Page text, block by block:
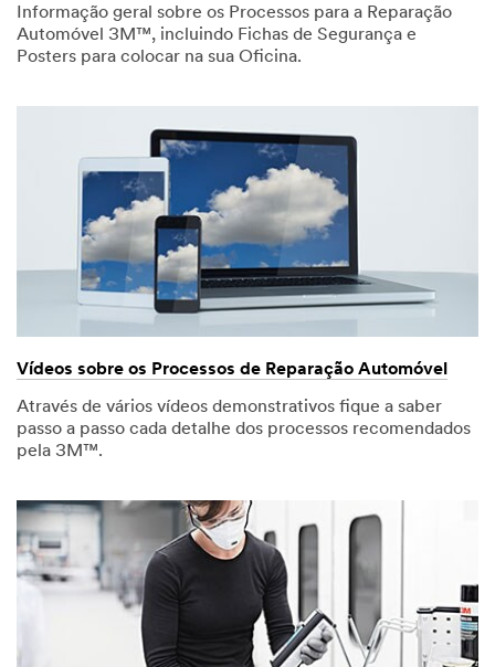
Informação geral sobre os Processos para a Reparação
Automóvel 3M™, incluindo Fichas de Segurança e
Posters para colocar na sua Oficina.
Vídeos sobre os Processos de Reparação Automóvel
Através de vários vídeos demonstrativos fique a saber
passo a passo cada detalhe dos processos recomendados
pela 3M™.